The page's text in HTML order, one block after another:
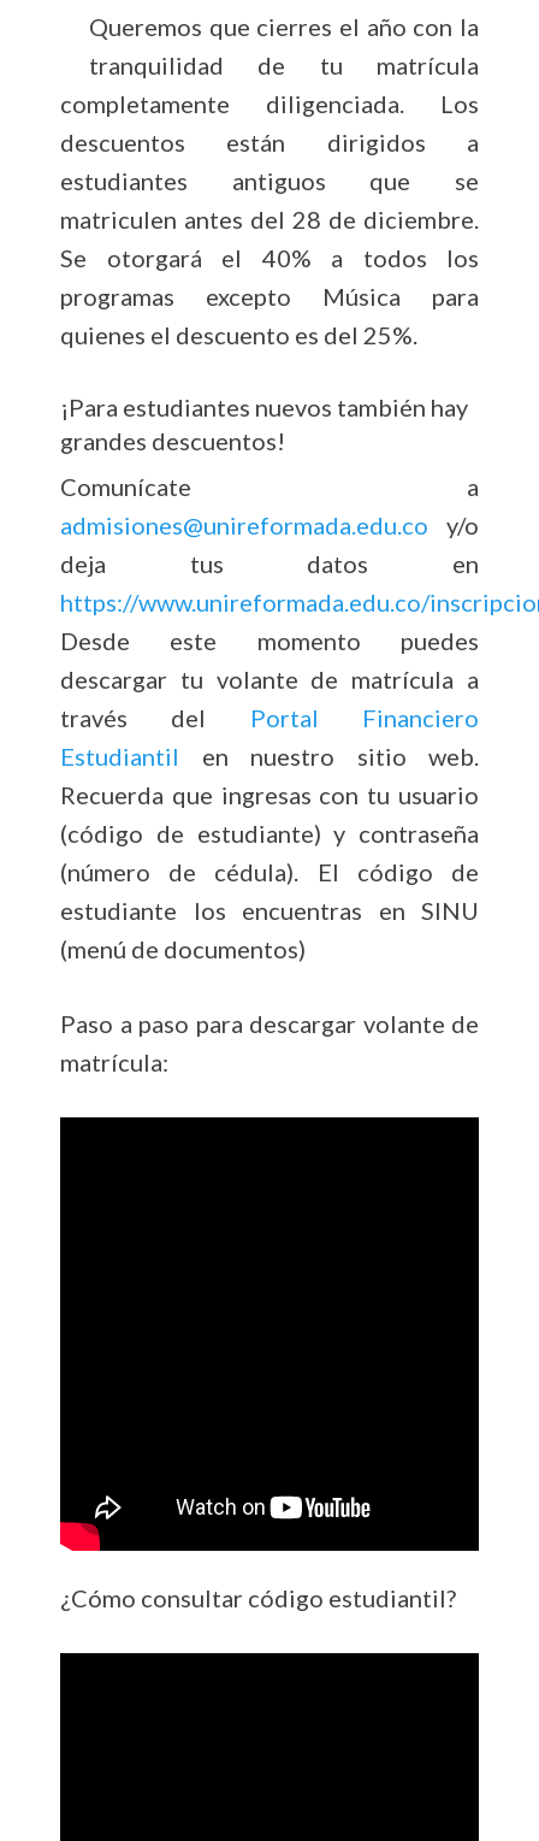
Queremos que cierres el año con la
tranquilidad de tu matrícula
completamente diligenciada. Los
descuentos están dirigidos a
estudiantes antiguos que se
matriculen antes del 28 de diciembre.
Se otorgará el 40% a todos los
programas excepto Música para
quienes el descuento es del 25%.
¡Para estudiantes nuevos también hay
grandes descuentos!
Comunícate a
admisiones@unireformada.edu.co y/o
deja tus datos en
https://www.unireformada.edu.co/
Desde este momento puedes
descargar tu volante de matrícula a
través del Portal Financiero
Estudiantil en nuestro sitio web.
Recuerda que ingresas con tu usuario
(código de estudiante) y contraseña
(número de cédula). El código de
estudiante los encuentras en SINU
(menú de documentos)
Paso a paso para descargar volante de
matrícula:
¿Cómo consultar código estudiantil?